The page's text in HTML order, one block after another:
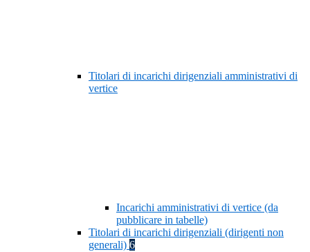
Titolari di incarichi dirigenziali amministrativi di
vertice
Incarichi amministrativi di vertice (da
pubblicare in tabelle)
Titolari di incarichi dirigenziali (dirigenti non
generali) 6